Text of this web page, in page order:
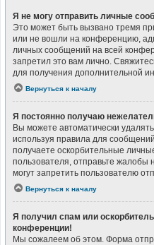
Я не могу отправить личные
Это может быть вызвано тремя
или не вошли на конференцию,
личных сообщений на всей
запретил это вам лично.
для получения дополнительной
Вернуться к началу
Я постоянно получаю
Вы можете автоматически
используя правила для
получаете оскорбительные
пользователя, отправьте
могут запретить пользователю
Вернуться к началу
Я получил спам или
конференции!
Мы сожалеем об этом. Форма